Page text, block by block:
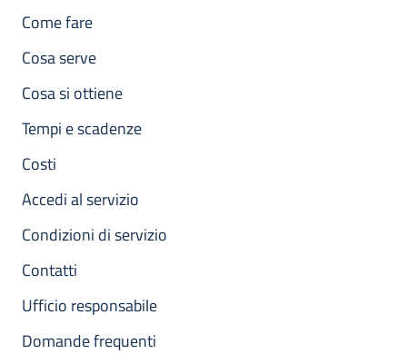
Come fare
Cosa serve
Cosa si ottiene
Tempi e scadenze
Costi
Accedi al servizio
Condizioni di servizio
Contatti
Ufficio responsabile
Domande frequenti